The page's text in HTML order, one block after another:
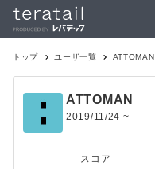
トップ ユーザ一覧 ATTOMAN
ATTOMAN
2019/11/24 ~
スコア